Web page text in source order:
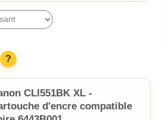
?
CLI551BK XL -
d'encre compatible